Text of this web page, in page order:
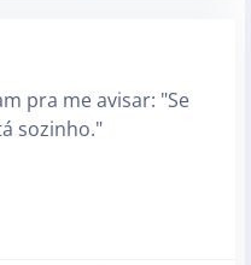
pra me avisar: "Se
sozinho."